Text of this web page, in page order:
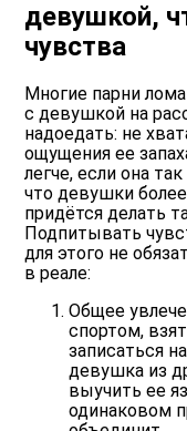
девушкой,
чувства
Многие парни
с девушкой на
надоедать: не
ощущения ее
легче, если она
что девушки
придётся делать
Подпитывать
для этого не
в реале:
Общее
спортом,
записаться
девушка из
выучить ее
одинаковом